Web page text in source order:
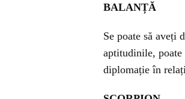
BALANȚĂ
Se poate să aveți
aptitudinile, poate
diplomație în